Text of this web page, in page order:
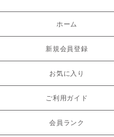
ホーム
新規会員登録
お気に入り
ご利用ガイド
会員ランク